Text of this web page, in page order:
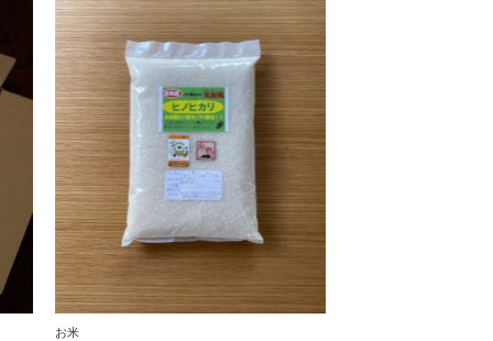
入
加
お気
お米